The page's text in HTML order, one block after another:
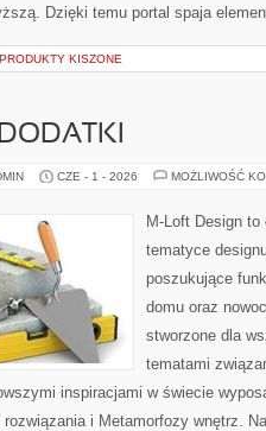
Dzięki temu portal spaja
PRODUKTY KISZONE
CZE - 1 - 2026 MOŻLIWOŚĆ
M-Loft Design
tematyce
poszukujące
domu oraz
stworzone dla
tematami
inspiracjami w świecie
i Metamorfozy wnętrz.